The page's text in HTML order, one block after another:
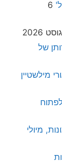
6
של
מילשטיין
מיולי